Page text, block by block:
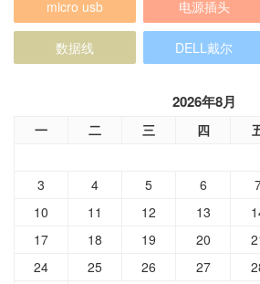
micro usb 电源插头
数据线 DELL戴尔
2026年8月
一 二 三 四
3
4 5 6
10
11 12 13
17
18 19 20
24
25 26 27